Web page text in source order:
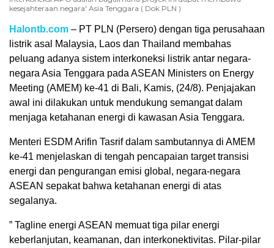
kesejahteraan negara' Asia Tenggara ( Dok PLN )
Halontb.com – PT PLN (Persero) dengan tiga perusahaan
listrik asal Malaysia, Laos dan Thailand membahas
peluang adanya sistem interkoneksi listrik antar negara-
negara Asia Tenggara pada ASEAN Ministers on Energy
Meeting (AMEM) ke-41 di Bali, Kamis, (24/8). Penjajakan
awal ini dilakukan untuk mendukung semangat dalam
menjaga ketahanan energi di kawasan Asia Tenggara.
Menteri ESDM Arifin Tasrif dalam sambutannya di AMEM
ke-41 menjelaskan di tengah pencapaian target transisi
energi dan pengurangan emisi global, negara-negara
ASEAN sepakat bahwa ketahanan energi di atas
segalanya.
” Tagline energi ASEAN memuat tiga pilar energi
keberlanjutan, keamanan, dan interkonektivitas. Pilar-pilar